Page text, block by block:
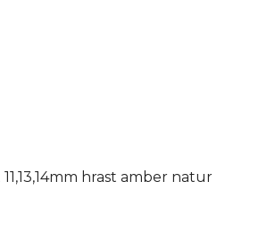
hrast amber natur